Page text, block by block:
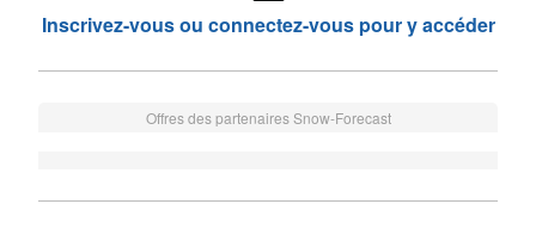
Inscrivez-vous ou connectez-vous pour y accéder
Offres des partenaires Snow-Forecast